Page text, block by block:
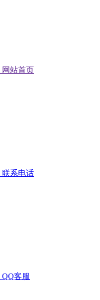
网站首页
联系电话
QQ客服